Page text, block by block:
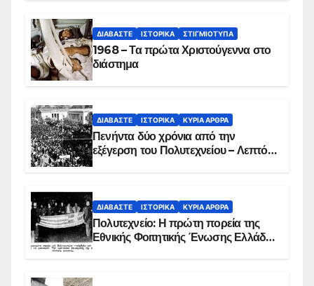
ΔΙΑΒΆΣΤΕ ΙΣΤΟΡΙΚΆ ΣΤΙΓΜΙΌΤΥΠΑ
1968 – Τα πρώτα Χριστούγεννα στο
διάστημα
ΔΙΑΒΆΣΤΕ ΙΣΤΟΡΙΚΆ ΚΥΡΙΑ ΑΡΘΡΑ
Πενήντα δύο χρόνια από την
εξέγερση του Πολυτεχνείου – Λεπτό
ΔΙΑΒΆΣΤΕ ΙΣΤΟΡΙΚΆ ΚΥΡΙΑ ΑΡΘΡΑ
Πολυτεχνείο: Η πρώτη πορεία της
Εθνικής Φοιτητικής Ένωσης Ελλάδος